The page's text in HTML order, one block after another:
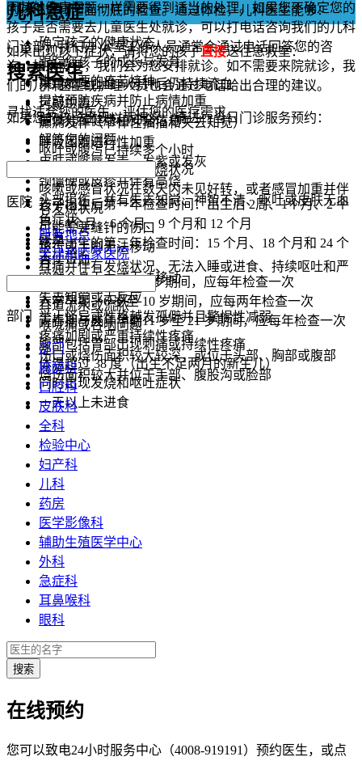
同其他健康问题一样需要得到适当的处理。如果您不确定您的
孩子是否需要去儿童医生处就诊，可以打电话咨询我们的儿科
门诊部。我们办 公室工作人员通常会通过电话回答您的咨
询，如果需要，我们会为您安排就诊。如不需要来院就诊，我
们的儿科医生或护理人员也会通过电话给出合理的建议。
如果您的孩子出现以下情况，请进行当日门诊服务预约：
呕吐或腹泻已持续多个小时
皮疹，尤其伴随有发烧状况
咳嗽或感冒状况在数天内未见好转，或者感冒加重并伴
有发烧状况
可能需要缝针的伤口
跛行或手脚无法移动
耳痛并伴有发烧状况、无法入睡或进食、持续呕吐和严
耳道流水或流脓
喉咙痛或吞咽问题
腹部包括胃部出现刺痛或持续性疼痛
体温超过 38 度（出生不足两月的新生儿）
同时出现发烧和呕吐症状
一天以上未进食
的孩子进行全面彻底的检查。通过体检，儿科医生能够：
确定孩子的健康状态
跟踪您孩子的成长与发育
进行必要的疫苗接种
提前预防疾病并防止病情加重
提供儿童健康和安全信息
解答您的问题
孩子出生后第一年检查时间：出生后 2周、1个月、2 个
月、4个月、6 个月、9 个月和 12 个月
孩子出生的第二年检查时间：15 个月、18 个月和 24 个
月
童年早期：2 岁至 5 岁期间，应每年检查一次
入学早期：6 岁至 10 岁期间，应每两年检查一次
青春期与成年早期11 岁至 21 岁期间，应每年检查一次
儿科急症
如果出现以下症状，请将您的孩子直接送往急救室：
采用加压止血 5 分钟后仍持续流血
可疑中毒
癫痫发作（节律性抽搐和失去知觉）
呼吸困难进行性加重
皮肤或嘴唇发青、发紫或发灰
颈僵硬或皮疹并伴有高烧
头部损伤，并有失去知觉、神智不清、呕吐或皮肤无血
色症状
尿血
大便带血
突然全身无力或无法移动
失去知觉或无反应
举止怪异或性格越发孤僻并且警惕性减弱
疼痛加剧或严重持续性疼痛
伤口或烧伤面积较大较深，或位于头部、胸部或腹部
烧伤面积较大并位于手部、腹股沟或脸部
搜索医生
寻找适合您的医生，评估您的医疗需求。
医院
所有地点
天津和睦家医院
部门
部门
麻醉科
口腔科
皮肤科
全科
检验中心
妇产科
儿科
药房
医学影像科
辅助生殖医学中心
外科
急症科
耳鼻喉科
眼科
在线预约
您可以致电24小时服务中心（4008-919191）预约医生，或点